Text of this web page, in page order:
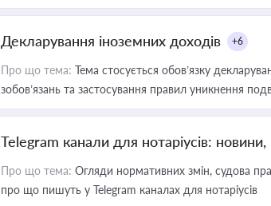
Декларування іноземних доходів +6
Про що тема: Тема стосується обов’язку
зобов’язань та застосування правил уникнення
Telegram канали для нотаріусів:
Про що тема: Огляди нормативних змін, судова
про що пишуть у Telegram каналах для нотаріусів